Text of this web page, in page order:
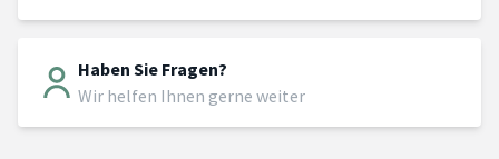
Haben Sie Fragen?
Wir helfen Ihnen gerne weiter